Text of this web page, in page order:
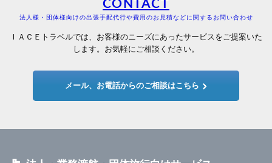
CONTACT
法人様・団体様向けの出張手配代行や費用のお見積などに関するお問い合わせ
ＩＡＣＥトラベルでは、お客様のニーズにあったサービスをご提案いた
します。お気軽にご相談ください。
メール、お電話からのご相談はこちら